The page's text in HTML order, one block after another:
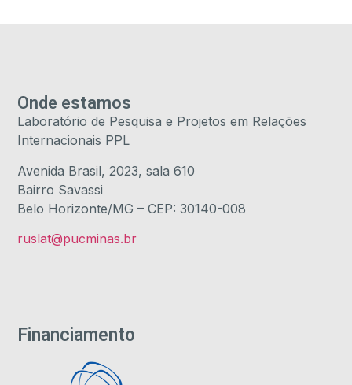
Financiamento
Onde estamos
Laboratório de Pesquisa e Projetos em Relações
Internacionais PPL
Avenida Brasil, 2023, sala 610
Bairro Savassi
Belo Horizonte/MG – CEP: 30140-008
ruslat@pucminas.br